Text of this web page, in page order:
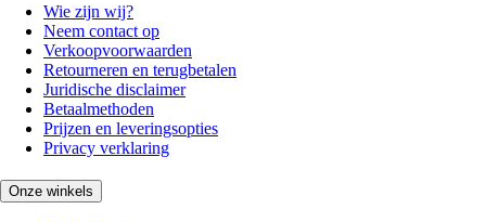
Wie zijn wij?
Neem contact op
Verkoopvoorwaarden
Retourneren en terugbetalen
Juridische disclaimer
Betaalmethoden
Prijzen en leveringsopties
Privacy verklaring
Onze winkels